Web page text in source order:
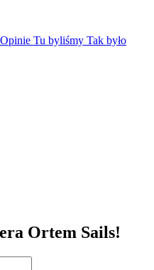
Opinie Tu byliśmy Tak było
Ortem Sails!